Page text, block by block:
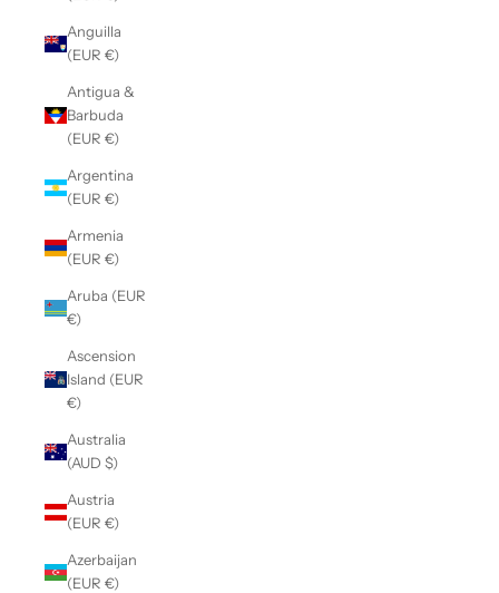
Anguilla
(EUR €)
Antigua &
Barbuda
(EUR €)
Argentina
(EUR €)
Armenia
(EUR €)
Aruba (EUR
€)
Ascension
Island (EUR
€)
Australia
(AUD $)
Austria
(EUR €)
Azerbaijan
(EUR €)